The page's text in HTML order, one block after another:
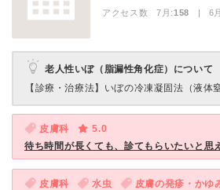
アクセス数 7月:158 | 6
老人性いぼ（脂漏性角化症）について
【診療・治療法】 いぼの冷凍凝固法（液体
皮膚科
5.0
待ち時間が長くても、診てもらいたいと思
皮膚科 水虫 皮膚の発疹・かゆ